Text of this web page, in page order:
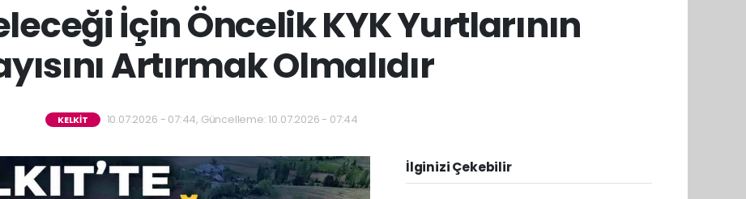
İçin Öncelik KYK Yurtlarının
Artırmak Olmalıdır
KELKİT 10.07.2026 - 07:44, Güncelleme: 10.07.2026 - 07:44
İlginizi Çekebilir